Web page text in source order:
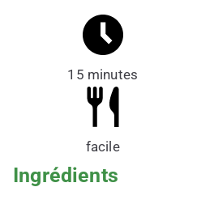
15 minutes
facile
Ingrédients